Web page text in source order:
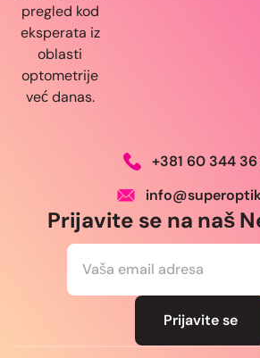
pregled kod
eksperata iz
oblasti
optometrije
već danas.
+381 60 344
Prijavite se na naš
E
Prijavite se